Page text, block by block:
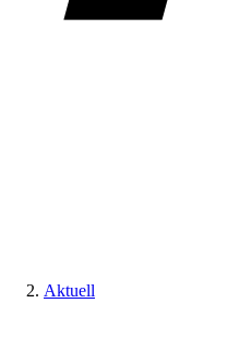
Aktuell